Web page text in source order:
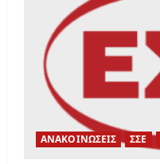
ΑΝΑΚΟΙΝΩΣΕΙΣ ΣΣΕ